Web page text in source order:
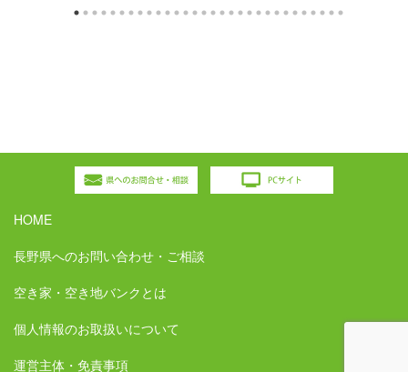
HOME
長野県へのお問い合わせ・ご相談
空き家・空き地バンクとは
個人情報のお取扱いについて
運営主体・免責事項